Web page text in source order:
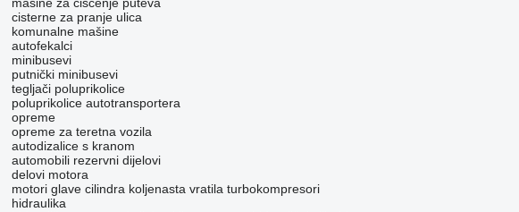
cisterne za pranje ulica
komunalne mašine
autofekalci
minibusevi
putnički minibusevi
tegljači poluprikolice
poluprikolice autotransportera
opreme
оpremе za teretna vozila
autodizalice s kranom
automobili rezervni dijelovi
delovi motora
motori glave cilindra koljenasta vratila turbokompresori
hidraulika